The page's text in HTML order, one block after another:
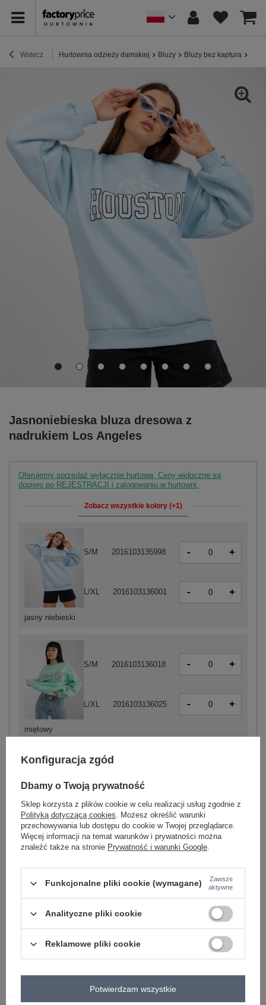
Wstecz Hurtownia odzieży damskiej Bluzy Bluzy bez kaptura
Jasnoniebieska bluza dresowa z
nadrukiem Los Angeles
Oferujemy sprzedaż wyłącznie hurtową. Ceny widoczne są
dopiero po REJESTRACJI i zalogowaniu w hurtowni.
Zobacz wszystkie kolory (+1)
miętowy
S/M 2016103136018 - +
L/XL 2016103136025 - +
jasny niebieski
S/M 2016103135998 - +
L/XL 2016103136001 - +
jasny różowy
L/XL 2016103135981 -
ZALOGUJ SIĘ I ZOBACZ CENĘ
Masz pytanie? Chętnie pomożemy.
Zadzwoń+48 601 547 740 Zadaj pytanie
Konfiguracja zgód
Dbamy o Twoją prywatność
Sklep korzysta z plików cookie w celu realizacji usług zgodnie z
Polityką dotyczącą cookies. Możesz określić warunki
przechowywania lub dostępu do cookie w Twojej przeglądarce.
Więcej informacji na temat warunków i prywatności można
znaleźć także na stronie Prywatność i warunki Google.
Funkcjonalne pliki cookie (wymagane)
Zawsze
aktywne
Analityczne pliki cookie
Reklamowe pliki cookie
Potwierdzam wszystkie